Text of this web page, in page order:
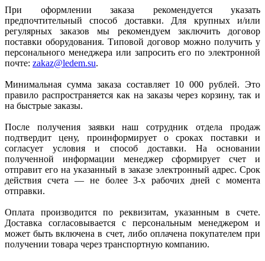
При оформлении заказа рекомендуется указать
предпочтительный способ доставки. Для крупных и/или
регулярных заказов мы рекомендуем заключить договор
поставки оборудования. Типовой договор можно получить у
персонального менеджера или запросить его по электронной
почте: zakaz@ledem.su.
Минимальная сумма заказа составляет 10 000 рублей. Это
правило распространяется как на заказы через корзину, так и
на быстрые заказы.
После получения заявки наш сотрудник отдела продаж
подтвердит цену, проинформирует о сроках поставки и
согласует условия и способ доставки. На основании
полученной информации менеджер сформирует счет и
отправит его на указанный в заказе электронный адрес. Срок
действия счета — не более 3-х рабочих дней с момента
отправки.
Оплата производится по реквизитам, указанным в счете.
Доставка согласовывается с персональным менеджером и
может быть включена в счет, либо оплачена покупателем при
получении товара через транспортную компанию.